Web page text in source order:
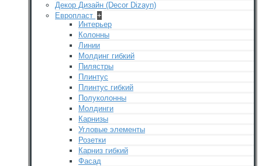
Декор Дизайн (Decor Dizayn)
Европласт +
Интерьер
Колонны
Линии
Молдинг гибкий
Пилястры
Плинтус
Плинтус гибкий
Полуколонны
Молдинги
Карнизы
Угловые элементы
Розетки
Карниз гибкий
Фасад